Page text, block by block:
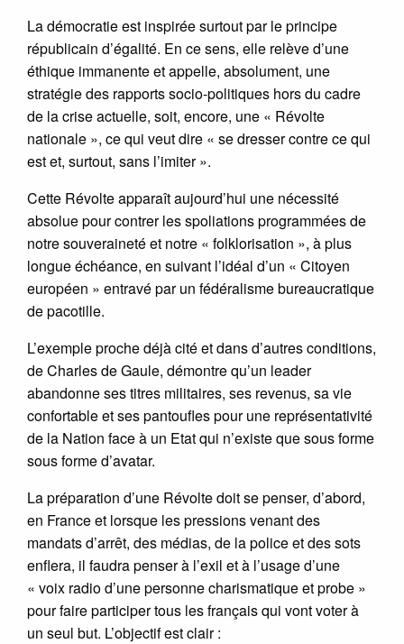
La démocratie est inspirée surtout par le principe
républicain d’égalité. En ce sens, elle relève d’une
éthique immanente et appelle, absolument, une
stratégie des rapports socio-politiques hors du cadre
de la crise actuelle, soit, encore, une « Révolte
nationale », ce qui veut dire « se dresser contre ce qui
est et, surtout, sans l’imiter ».
Cette Révolte apparaît aujourd’hui une nécessité
absolue pour contrer les spoliations programmées de
notre souveraineté et notre « folklorisation », à plus
longue échéance, en suivant l’idéal d’un « Citoyen
européen » entravé par un fédéralisme bureaucratique
de pacotille.
L’exemple proche déjà cité et dans d’autres conditions,
de Charles de Gaule, démontre qu’un leader
abandonne ses titres militaires, ses revenus, sa vie
confortable et ses pantoufles pour une représentativité
de la Nation face à un Etat qui n’existe que sous forme
sous forme d’avatar.
La préparation d’une Révolte doit se penser, d’abord,
en France et lorsque les pressions venant des
mandats d’arrêt, des médias, de la police et des sots
enflera, il faudra penser à l’exil et à l’usage d’une
« voix radio d’une personne charismatique et probe »
pour faire participer tous les français qui vont voter à
un seul but. L’objectif est clair :